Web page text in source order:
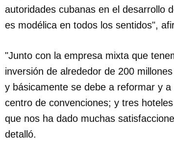
Guardar como favorito
Para poder guardar como
cuenta de 14ymedio.
autoridades cubanas en el desarrollo
es modélica en todos los sentidos",
"Junto con la empresa mixta que
inversión de alrededor de 200
y básicamente se debe a reformar y
centro de convenciones; y tres
que nos ha dado muchas
detalló.